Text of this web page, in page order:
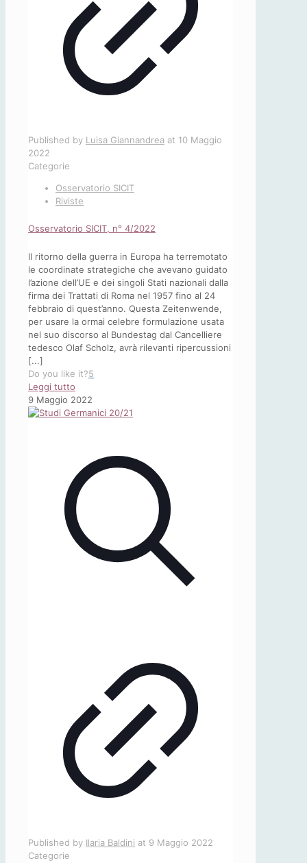
Published by Luisa Giannandrea at 10 Maggio
2022
Categorie
Osservatorio SICIT
Riviste
Osservatorio SICIT, n° 4/2022
Il ritorno della guerra in Europa ha terremotato
le coordinate strategiche che avevano guidato
l’azione dell’UE e dei singoli Stati nazionali dalla
firma dei Trattati di Roma nel 1957 fino al 24
febbraio di quest’anno. Questa Zeitenwende,
per usare la ormai celebre formulazione usata
nel suo discorso al Bundestag dal Cancelliere
tedesco Olaf Scholz, avrà rilevanti ripercussioni
[...]
Do you like it?5
Leggi tutto
Osservatorio
SICIT,
9 Maggio 2022
Published by Ilaria Baldini at 9 Maggio 2022
Categorie